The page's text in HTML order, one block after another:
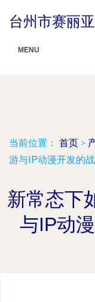
台州市赛丽
MENU
当前位置： 首页 >
游与IP动漫开发的
新常态下
与IP动